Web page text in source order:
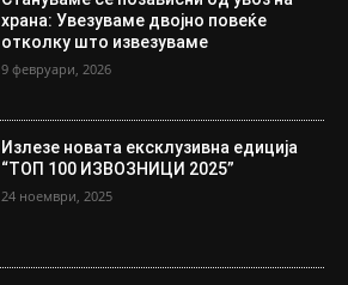
храна: Увезуваме двојно повеќе
отколку што извезуваме
9 февруари, 2026
Излезе новата ексклузивна едиција
“ТОП 100 ИЗВОЗНИЦИ 2025”
24 ноември, 2025